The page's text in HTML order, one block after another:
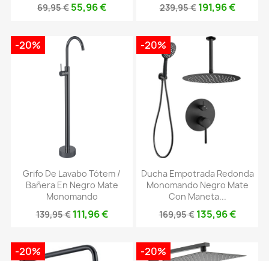
69,95 € 55,96 €
239,95 € 191,96 €
Grifo De Lavabo Tótem /
Bañera En Negro Mate
Monomando
139,95 € 111,96 €
-20%
Ducha Empotrada Redonda
Monomando Negro Mate
Con Maneta...
169,95 € 135,96 €
-20%
-20% -20%